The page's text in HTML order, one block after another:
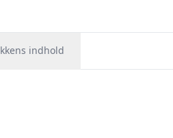
indhold